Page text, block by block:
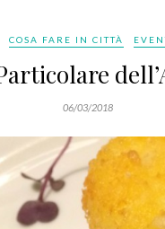
COSA FARE IN CITTÀ
06/03/2018